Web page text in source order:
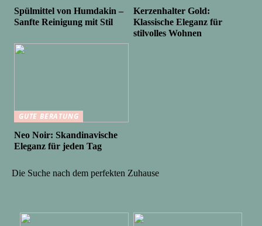
Spülmittel von Humdakin –
Sanfte Reinigung mit Stil
Kerzenhalter Gold:
Klassische Eleganz für
stilvolles Wohnen
GUTE BERATUNG
Neo Noir: Skandinavische
Eleganz für jeden Tag
Die Suche nach dem perfekten Zuhause